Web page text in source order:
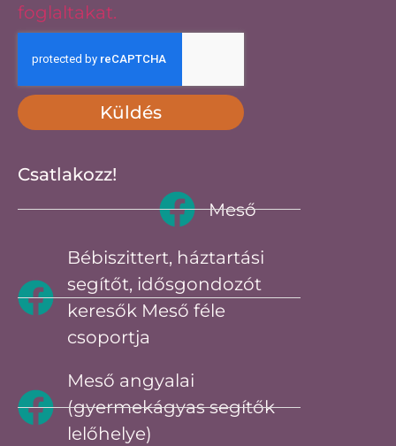
foglaltakat.
Küldés
Csatlakozz!
Meső
Bébiszittert, háztartási
segítőt, idősgondozót
keresők Meső féle
csoportja
Meső angyalai
(gyermekágyas segítők
lelőhelye)